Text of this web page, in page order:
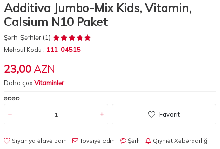
Additiva Jumbo-Mix Kids, Vitamin,
Calsium N10 Paket
Şərh Şərhlər (1)
Məhsul Kodu : 111-04515
23,00 AZN
Daha çoxVitaminlər
ƏDƏD
Favorit
Siyahıya əlavə edin Tövsiyə edin Şərh Qiymət Xəbərdarlığı